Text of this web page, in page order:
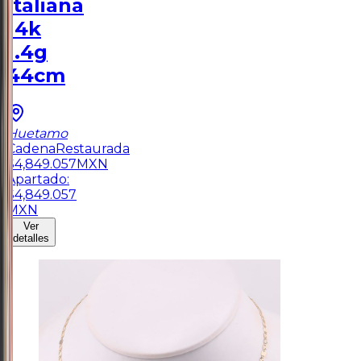
Italiana
14k
1.4g
44cm
Huetamo
Cadena Restaurada
$4,849.057 MXN
Apartado:
$4,849.057
MXN
Ver
detalles